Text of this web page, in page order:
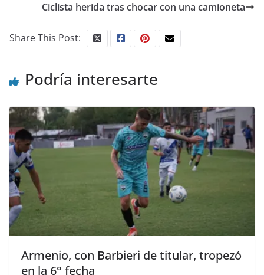
Ciclista herida tras chocar con una camioneta
Share This Post:
Podría interesarte
Armenio, con Barbieri de titular, tropezó
en la 6° fecha